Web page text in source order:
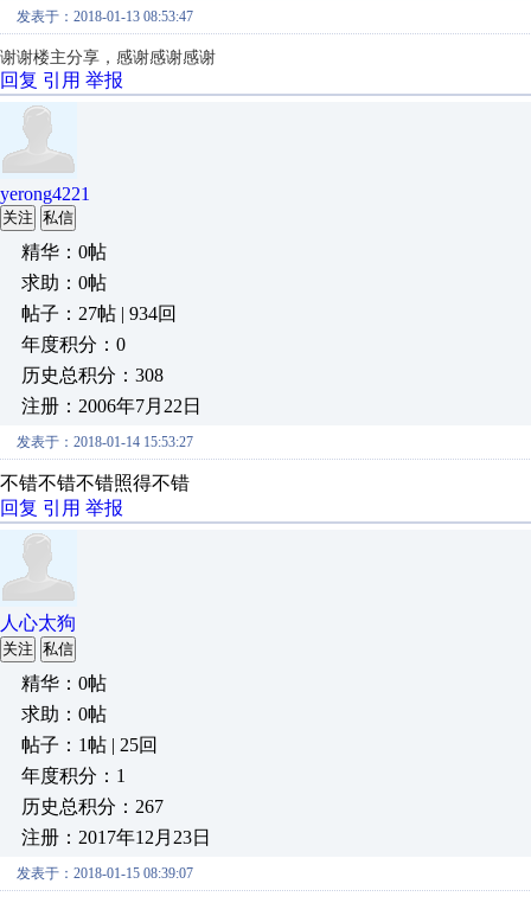
发表于：2018-01-13 08:53:47
谢谢楼主分享，感谢感谢感谢
回复 引用 举报
yerong4221
关注 私信
精华：0帖
求助：0帖
帖子：27帖 | 934回
年度积分：0
历史总积分：308
注册：2006年7月22日
发表于：2018-01-14 15:53:27
不错不错不错照得不错
回复 引用 举报
人心太狗
关注 私信
精华：0帖
求助：0帖
帖子：1帖 | 25回
年度积分：1
历史总积分：267
注册：2017年12月23日
发表于：2018-01-15 08:39:07